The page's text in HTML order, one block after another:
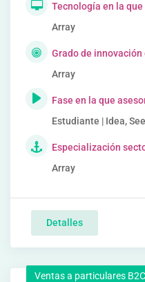
Tecnología en la que
Array
Grado de
Array
Fase en la que
Estudiante | Idea,
Especialización
Array
Detalles
Ventas a particulares B2C